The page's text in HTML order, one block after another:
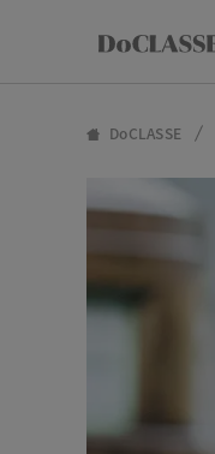
DoCLASSE